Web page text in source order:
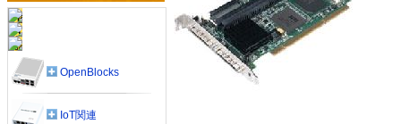
OpenBlocks
IoT関連